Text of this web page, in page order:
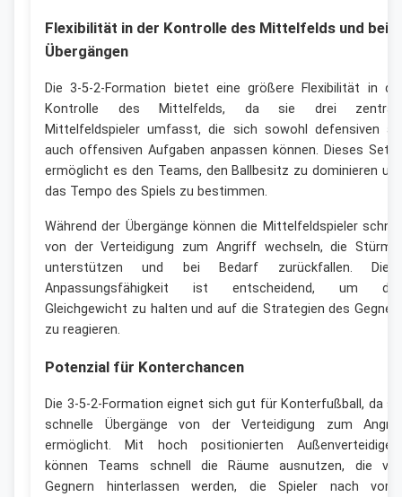
Flexibilität in der Kontrolle des Mittelfelds und bei
Übergängen
Die 3-5-2-Formation bietet eine größere Flexibilität in
Kontrolle des Mittelfelds, da sie drei
Mittelfeldspieler umfasst, die sich sowohl defensiven
auch offensiven Aufgaben anpassen können. Dieses
ermöglicht es den Teams, den Ballbesitz zu dominieren
das Tempo des Spiels zu bestimmen.
Während der Übergänge können die Mittelfeldspieler
von der Verteidigung zum Angriff wechseln, die
unterstützen und bei Bedarf zurückfallen.
Anpassungsfähigkeit ist entscheidend, um
Gleichgewicht zu halten und auf die Strategien des
zu reagieren.
Potenzial für Konterchancen
Die 3-5-2-Formation eignet sich gut für Konterfußball, da
schnelle Übergänge von der Verteidigung zum
ermöglicht. Mit hoch positionierten
können Teams schnell die Räume ausnutzen, die
Gegnern hinterlassen werden, die Spieler nach